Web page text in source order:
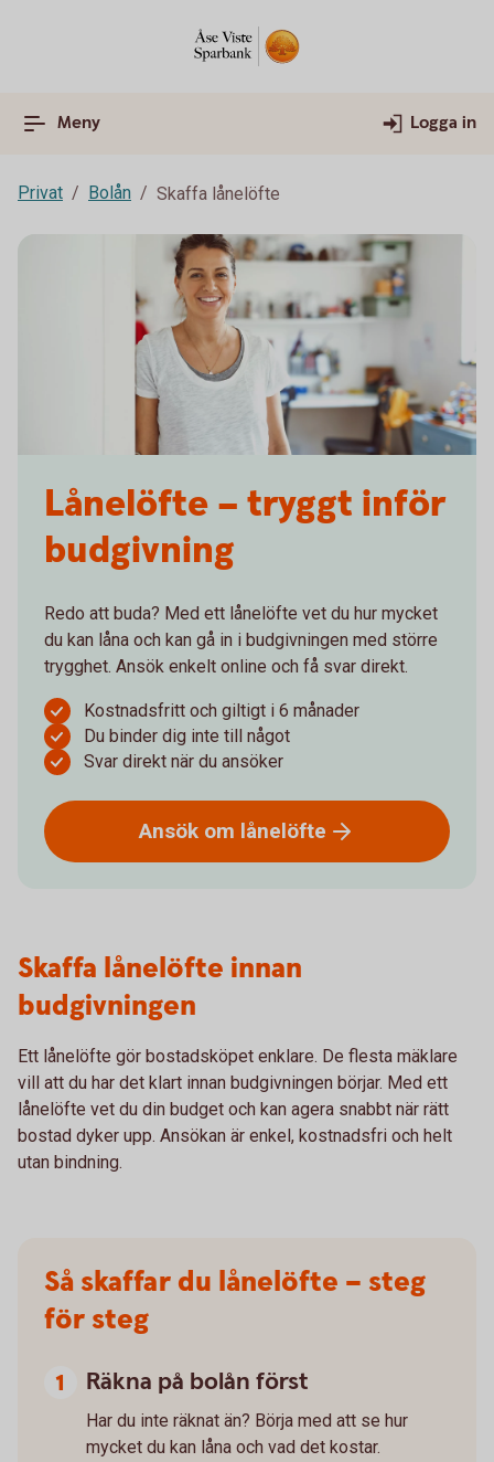
Meny Logga in
Privat Bolån Skaffa lånelöfte
Lånelöfte – tryggt inför
budgivning
Redo att buda? Med ett lånelöfte vet du hur mycket
du kan låna och kan gå in i budgivningen med större
trygghet. Ansök enkelt online och få svar direkt.
Kostnadsfritt och giltigt i 6 månader
Du binder dig inte till något
Svar direkt när du ansöker
Ansök om lånelöfte
Skaffa lånelöfte innan
budgivningen
Ett lånelöfte gör bostadsköpet enklare. De flesta mäklare
vill att du har det klart innan budgivningen börjar. Med ett
lånelöfte vet du din budget och kan agera snabbt när rätt
bostad dyker upp. Ansökan är enkel, kostnadsfri och helt
utan bindning.
Så skaffar du lånelöfte – steg
för steg
Räkna på bolån först
Har du inte räknat än? Börja med att se hur
mycket du kan låna och vad det kostar.